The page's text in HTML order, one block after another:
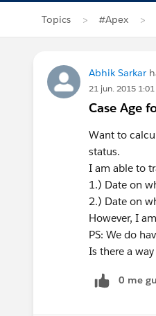
Topics #Apex
Abhik Sarkar
21 jun. 2015 1:01
Case Age
Want to
status.
I am able to
1.) Date on
2.) Date on
However, I
PS: We do
Is there a
0 me